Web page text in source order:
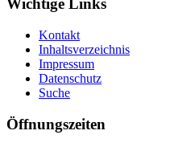
Wichtige Links
Kontakt
Inhaltsverzeichnis
Impressum
Datenschutz
Suche
Öffnungszeiten